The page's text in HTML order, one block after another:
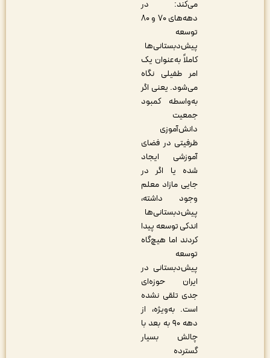
می‌کند: در
دهه‌های ۷۰ و ۸۰
پیش‌دبستانی‌ها
کاملاً به‌عنوان یک
امر طفیلی نگاه
می‌شود. یعنی اگر
به‌واسطه کمبود
دانش‌آموزی
ظرفیتی در فضای
آموزشی ایجاد
شده یا اگر در
جایی مازاد معلم
وجود داشته،
پیش‌دبستانی‌ها
اندکی توسعه پیدا
کردند اما هیچ‌گاه
پیش‌دبستانی در
ایران حوزه‌ای
جدی تلقی نشده
است. به‌ویژه، از
دهه ۹۰ به بعد با
چالش بسیار